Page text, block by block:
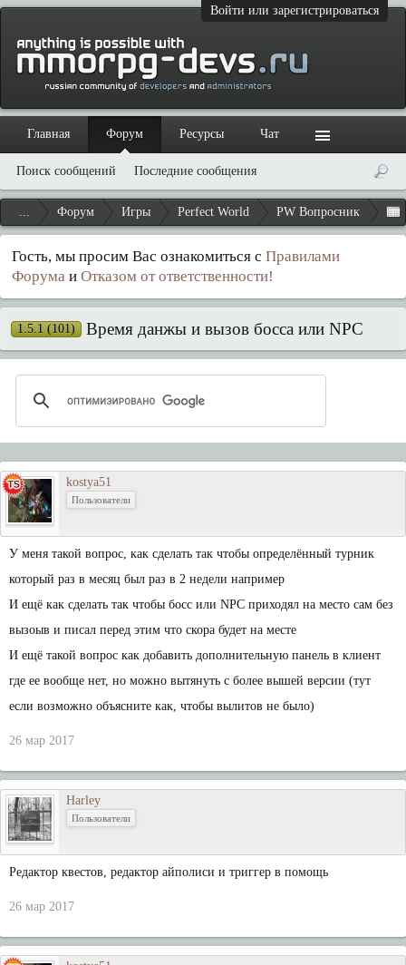
Войти или зарегистрироваться
... Форум Игры Perfect World PW Вопросник
Гость, мы просим Вас ознакомиться с Правилами
Форума и Отказом от ответственности!
1.5.1 (101) Время данжы и вызов босса или NPC
kostya51
Пользователи
У меня такой вопрос, как сделать так чтобы определённый турник
который раз в месяц был раз в 2 недели например
И ещё как сделать так чтобы босс или NPC приходял на место сам без
вызоыв и писал перед этим что скора будет на месте
И ещё такой вопрос как добавить дополнительную панель в клиент
где ее вообще нет, но можно вытянуть с более вышей версии (тут
если возможно объясните как, чтобы вылитов не было)
26 мар 2017
Harley
Пользователи
Редактор квестов, редактор айполиси и триггер в помощь
26 мар 2017
Главная Форум
Поиск сообщений Последние сообщения
Ресурсы Чат